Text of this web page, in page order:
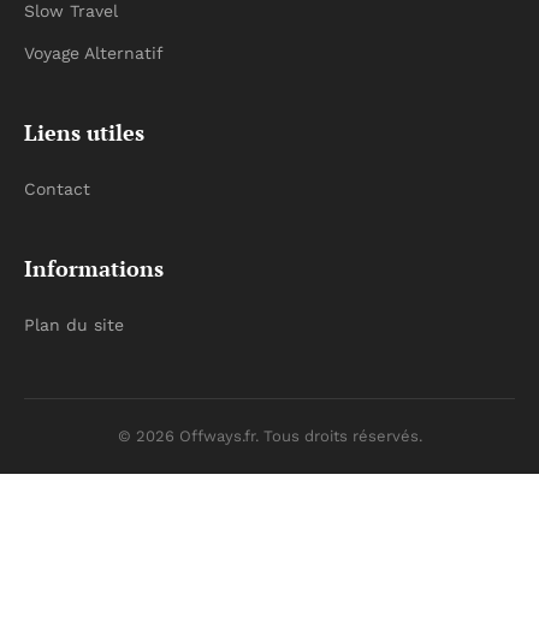
Slow Travel
Voyage Alternatif
Liens utiles
Contact
Informations
Plan du site
© 2026 Offways.fr. Tous droits réservés.